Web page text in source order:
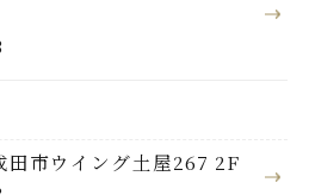
市ウイング土屋267 2F